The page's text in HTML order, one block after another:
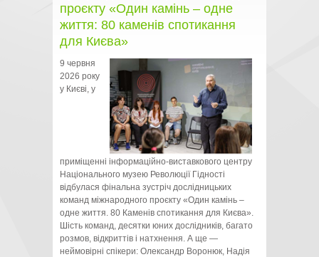
проєкту «Один камінь – одне
життя: 80 каменів спотикання
для Києва»
9 червня
2026 року
у Києві, у
приміщенні інформаційно-виставкового центру
Національного музею Революції Гідності
відбулася фінальна зустріч дослідницьких
команд міжнародного проєкту «Один камінь –
одне життя. 80 Каменів спотикання для Києва».
Шість команд, десятки юних дослідників, багато
розмов, відкриттів і натхнення. А ще —
неймовірні спікери: Олександр Воронюк, Надія